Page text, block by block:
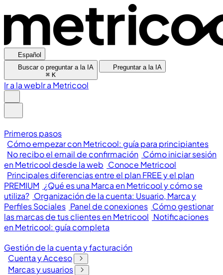
Español
Buscar o preguntar a la IA
⌘ K
Preguntar a la IA
Ir a la webIr a Metricool
Primeros pasos
Cómo empezar con Metricool: guía para principiantes
No recibo el email de confirmación Cómo iniciar sesión
en Metricool desde la web Conoce Metricool
Principales diferencias entre el plan FREE y el plan
PREMIUM ¿Qué es una Marca en Metricool y cómo se
utiliza? Organización de la cuenta: Usuario, Marca y
Perfiles Sociales Panel de conexiones Cómo gestionar
las marcas de tus clientes en Metricool Notificaciones
en Metricool: guía completa
Gestión de la cuenta y facturación
Cuenta y Acceso
Marcas y usuarios